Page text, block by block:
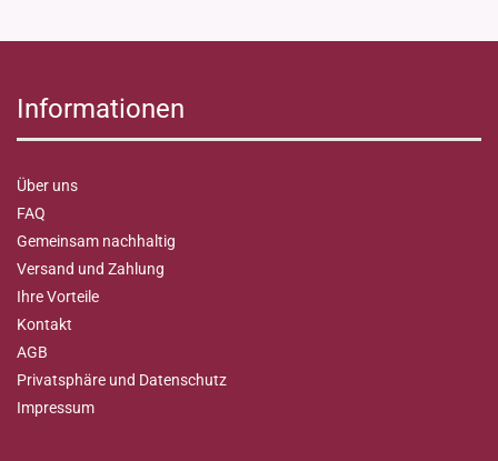
Informationen
Über uns
FAQ
Gemeinsam nachhaltig
Versand und Zahlung
Ihre Vorteile
Kontakt
AGB
Privatsphäre und Datenschutz
Impressum